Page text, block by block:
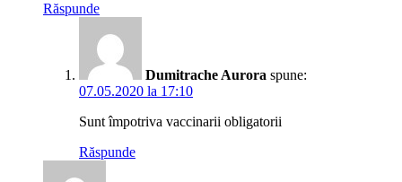
Răspunde
Dumitrache Aurora spune:
07.05.2020 la 17:10
Sunt împotriva vaccinarii obligatorii
Răspunde